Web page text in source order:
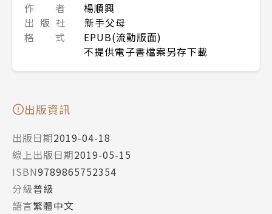
作 者
楊順興
出 版 社
新手父母
格 式
EPUB(流動版面)
不提供電子書檔案另存下載
出版資訊
出版日期2019-04-18
線上出版日期2019-05-15
ISBN9789865752354
分級普級
語言繁體中文